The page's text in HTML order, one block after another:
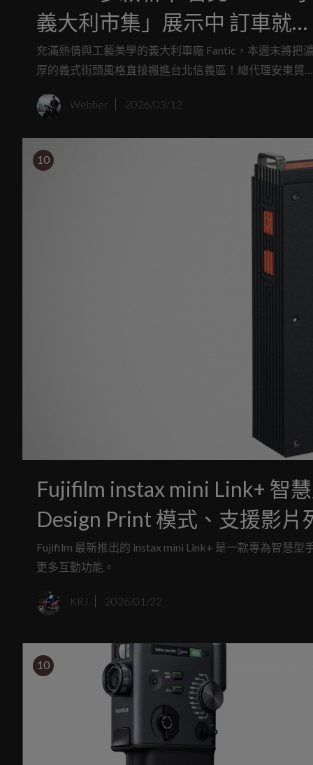
義大利市集」展示中 訂車就送
專屬紅酒！本週末就到北市信
義區賞車吃美食吧
充滿熱情與工藝美學的義大利車廠 Fantic，本週末將把
厚的義式街頭風格直接搬進台北信義區！總代理安東貿
大利市集」展出。現場不僅結合了熱鬧的市集與質感美
車系。
Webber 2026/03/12
10
Fujifilm instax mini Link+ 智
Design Print 模式、支援影片
Fujifilm 最新推出的 instax mini Link+ 是一款專為智慧
更多互動功能。
KRJ 2026/01/22
10